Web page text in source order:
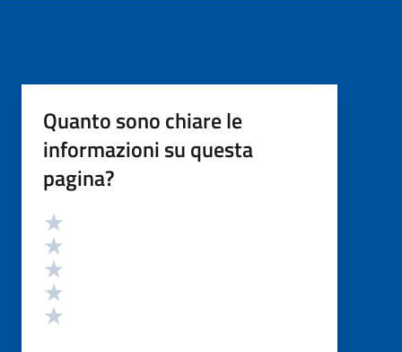
Quanto sono chiare le
informazioni su questa
pagina?
Valutazione